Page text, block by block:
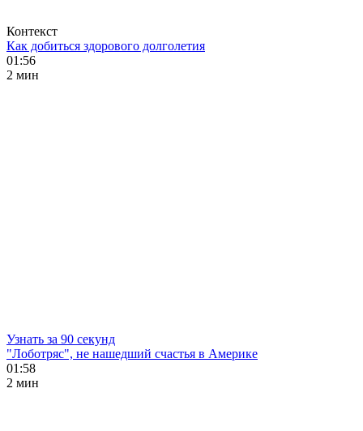
Контекст
Как добиться здорового долголетия
01:56
2 мин
Узнать за 90 секунд
"Лоботряс", не нашедший счастья в Америке
01:58
2 мин